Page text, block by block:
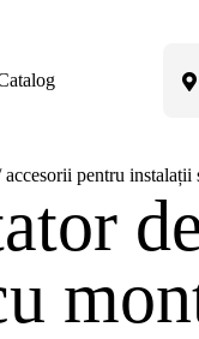
accesorii pentru instalații